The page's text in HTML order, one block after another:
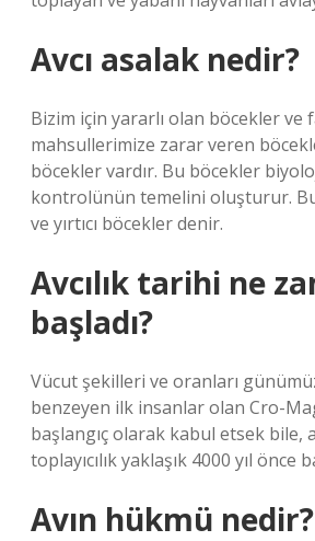
Avcı asalak nedir?
Bizim için yararlı olan böcekler ve
mahsullerimize zarar veren
böcekler vardır. Bu böcekler
kontrolünün temelini oluşturur.
ve yırtıcı böcekler denir.
Avcılık tarihi ne
başladı?
Vücut şekilleri ve oranları
benzeyen ilk insanlar olan Cro-
başlangıç ​​olarak kabul etsek bile,
toplayıcılık yaklaşık 4000 yıl önce
Avın hükmü nedir?